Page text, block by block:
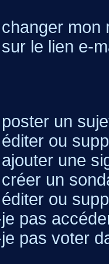
mon
le lien e-
un
ou
une
un
ou
pas
pas voter